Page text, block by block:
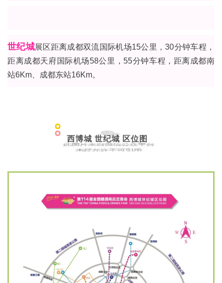
世纪城展区距离成都双流国际机场15公里，30分钟车程，
距离成都天府国际机场58公里，55分钟车程，距离成都南
站6Km、成都东站16Km。
西博城 世纪城 区位图